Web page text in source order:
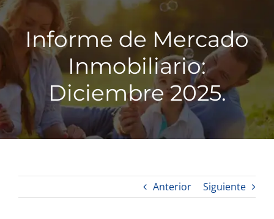
Informe de Mercado
Inmobiliario:
Diciembre 2025.
Anterior Siguiente